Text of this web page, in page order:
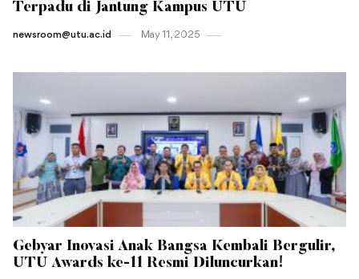
Terpadu di Jantung Kampus UTU
newsroom@utu.ac.id May 11 , 2025
Gebyar Inovasi Anak Bangsa Kembali Bergulir,
UTU Awards ke-11 Resmi Diluncurkan!